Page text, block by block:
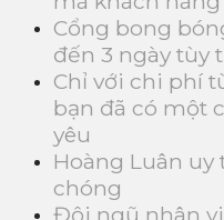
Cổng bong
đến 3 ngày tùy
Chỉ với chi phí
bạn đã có một
yêu
Hoàng Luân
chóng
Đội ngũ nhân